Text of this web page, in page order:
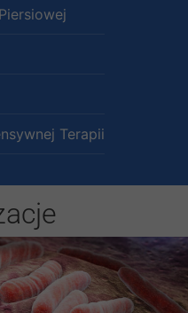
Terapii